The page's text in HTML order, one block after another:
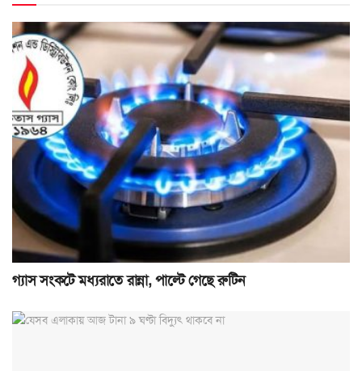
গ্যাস সংকটে মধ্যরাতে রান্না, পাল্টে গেছে রুটিন